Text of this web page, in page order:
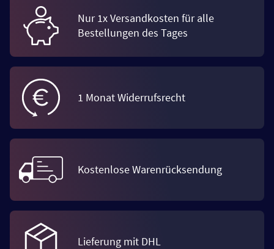
Nur 1x Versandkosten für alle
Bestellungen des Tages
1 Monat Widerrufsrecht
Kostenlose Warenrücksendung
Lieferung mit DHL